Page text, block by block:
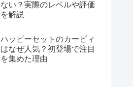
ない？実際のレベルや評価
を解説
ハッピーセットのカービィ
はなぜ人気？初登場で注目
を集めた理由